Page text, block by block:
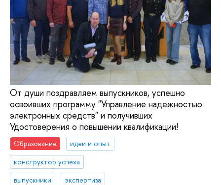
От души поздравляем выпускников, успешно
освоивших программу "Управление надежностью
электронных средств" и получивших
Удостоверения о повышении квалификации!
Образование
идеи и опыт
конструктор успеха
выпускники
экспертиза